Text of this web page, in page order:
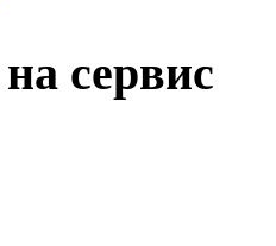
сервис